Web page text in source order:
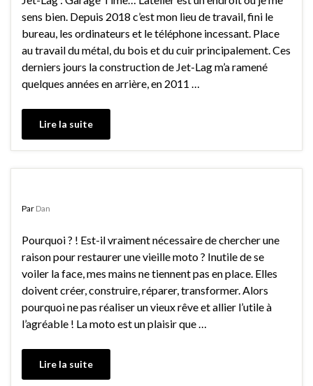
sens bien. Depuis 2018 c’est mon lieu de travail, fini le
bureau, les ordinateurs et le téléphone incessant. Place
au travail du métal, du bois et du cuir principalement. Ces
derniers jours la construction de Jet-Lag m’a ramené
quelques années en arrière, en 2011 …
Lire la suite
Par Dan
Pourquoi ? ! Est-il vraiment nécessaire de chercher une
raison pour restaurer une vieille moto ? Inutile de se
voiler la face, mes mains ne tiennent pas en place. Elles
doivent créer, construire, réparer, transformer. Alors
pourquoi ne pas réaliser un vieux rêve et allier l’utile à
l’agréable ! La moto est un plaisir que …
Lire la suite